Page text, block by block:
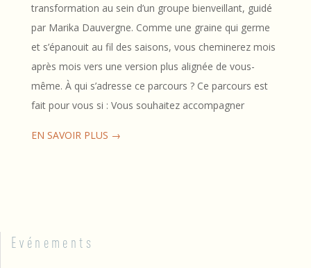
transformation au sein d’un groupe bienveillant, guidé
par Marika Dauvergne. Comme une graine qui germe
et s’épanouit au fil des saisons, vous cheminerez mois
après mois vers une version plus alignée de vous-
même. À qui s’adresse ce parcours ? Ce parcours est
fait pour vous si : Vous souhaitez accompagner
EN SAVOIR PLUS →
Evénements